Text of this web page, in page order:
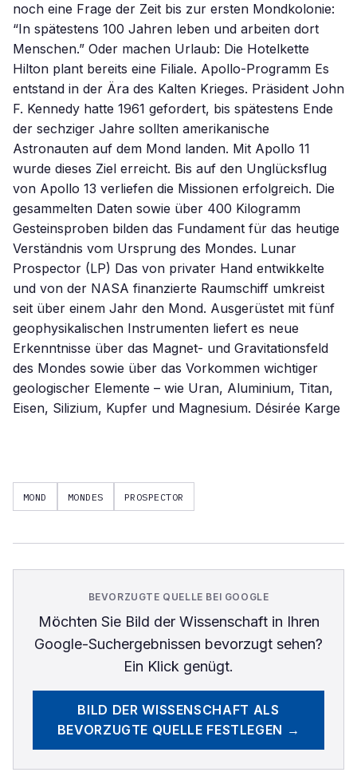
noch eine Frage der Zeit bis zur ersten Mondkolonie:
“In spätestens 100 Jahren leben und arbeiten dort
Menschen.” Oder machen Urlaub: Die Hotelkette
Hilton plant bereits eine Filiale. Apollo-Programm Es
entstand in der Ära des Kalten Krieges. Präsident John
F. Kennedy hatte 1961 gefordert, bis spätestens Ende
der sechziger Jahre sollten amerikanische
Astronauten auf dem Mond landen. Mit Apollo 11
wurde dieses Ziel erreicht. Bis auf den Unglücksflug
von Apollo 13 verliefen die Missionen erfolgreich. Die
gesammelten Daten sowie über 400 Kilogramm
Gesteinsproben bilden das Fundament für das heutige
Verständnis vom Ursprung des Mondes. Lunar
Prospector (LP) Das von privater Hand entwikkelte
und von der NASA finanzierte Raumschiff umkreist
seit über einem Jahr den Mond. Ausgerüstet mit fünf
geophysikalischen Instrumenten liefert es neue
Erkenntnisse über das Magnet- und Gravitationsfeld
des Mondes sowie über das Vorkommen wichtiger
geologischer Elemente – wie Uran, Aluminium, Titan,
Eisen, Silizium, Kupfer und Magnesium. Désirée Karge
MOND MONDES PROSPECTOR
BEVORZUGTE QUELLE BEI GOOGLE
Möchten Sie Bild der Wissenschaftin Ihren
Google-Suchergebnissen bevorzugt sehen?
Ein Klick genügt.
BILD DER WISSENSCHAFT ALS
BEVORZUGTE QUELLE FESTLEGEN →